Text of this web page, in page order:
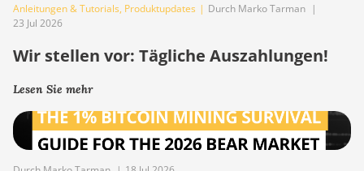
Anleitungen & Tutorials, Produktupdates | Durch Marko Tarman |
23 Jul 2026
Wir stellen vor: Tägliche Auszahlungen!
Lesen Sie mehr